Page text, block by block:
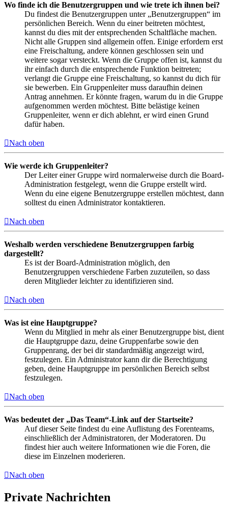
Wo finde ich die Benutzergruppen und wie trete ich ihnen bei?
Du findest die Benutzergruppen unter „Benutzergruppen“ im
persönlichen Bereich. Wenn du einer beitreten möchtest,
kannst du dies mit der entsprechenden Schaltfläche machen.
Nicht alle Gruppen sind allgemein offen. Einige erfordern erst
eine Freischaltung, andere können geschlossen sein und
weitere sogar versteckt. Wenn die Gruppe offen ist, kannst du
ihr einfach durch die entsprechende Funktion beitreten;
verlangt die Gruppe eine Freischaltung, so kannst du dich für
sie bewerben. Ein Gruppenleiter muss daraufhin deinen
Antrag annehmen. Er könnte fragen, warum du in die Gruppe
aufgenommen werden möchtest. Bitte belästige keinen
Gruppenleiter, wenn er dich ablehnt, er wird einen Grund
dafür haben.
Nach oben
Wie werde ich Gruppenleiter?
Der Leiter einer Gruppe wird normalerweise durch die Board-
Administration festgelegt, wenn die Gruppe erstellt wird.
Wenn du eine eigene Benutzergruppe erstellen möchtest, dann
solltest du einen Administrator kontaktieren.
Nach oben
Weshalb werden verschiedene Benutzergruppen farbig
dargestellt?
Es ist der Board-Administration möglich, den
Benutzergruppen verschiedene Farben zuzuteilen, so dass
deren Mitglieder leichter zu identifizieren sind.
Nach oben
Was ist eine Hauptgruppe?
Wenn du Mitglied in mehr als einer Benutzergruppe bist, dient
die Hauptgruppe dazu, deine Gruppenfarbe sowie den
Gruppenrang, der bei dir standardmäßig angezeigt wird,
festzulegen. Ein Administrator kann dir die Berechtigung
geben, deine Hauptgruppe im persönlichen Bereich selbst
festzulegen.
Nach oben
Was bedeutet der „Das Team“-Link auf der Startseite?
Auf dieser Seite findest du eine Auflistung des Forenteams,
einschließlich der Administratoren, der Moderatoren. Du
findest hier auch weitere Informationen wie die Foren, die
diese im Einzelnen moderieren.
Nach oben
Private Nachrichten